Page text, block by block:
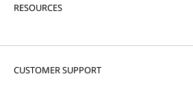
RESOURCES
CUSTOMER SUPPORT